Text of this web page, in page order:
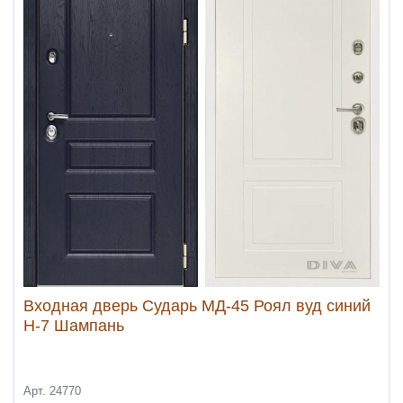
Входная дверь Сударь МД-45 Роял вуд синий
Н-7 Шампань
Арт. 24770